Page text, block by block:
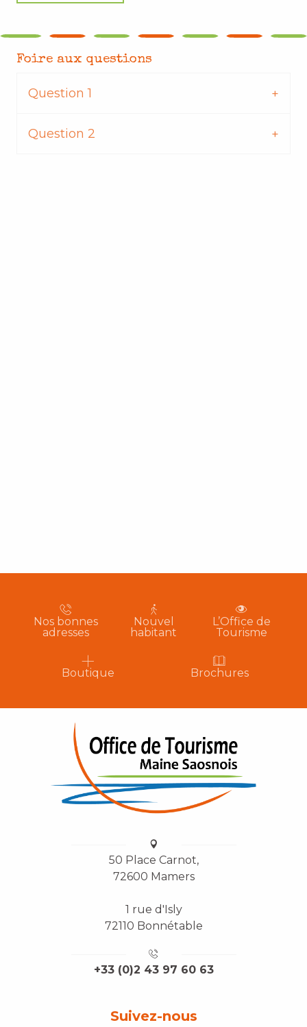
Foire aux questions
Question 1
Question 2
Nos bonnes
adresses
Nouvel
habitant
L’Office de
Tourisme
Boutique Brochures
50 Place Carnot,
72600 Mamers
1 rue d'Isly
72110 Bonnétable
+33 (0)2 43 97 60 63
Suivez-nous